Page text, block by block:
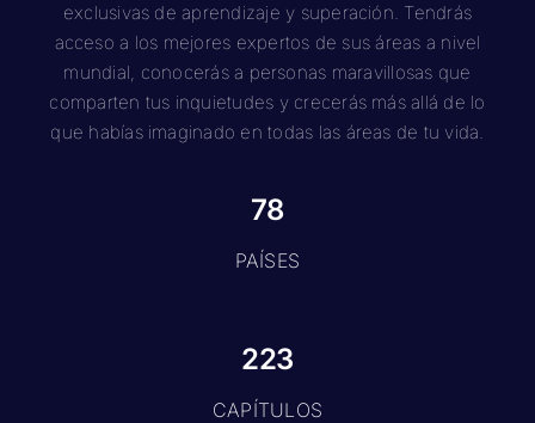
exclusivas de aprendizaje y superación. Tendrás
acceso a los mejores expertos de sus áreas a nivel
mundial, conocerás a personas maravillosas que
comparten tus inquietudes y crecerás más allá de lo
que habías imaginado en todas las áreas de tu vida.
78
PAÍSES
223
CAPÍTULOS